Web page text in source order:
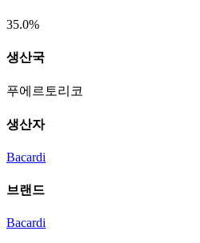
35.0%
생산국
푸에르토리코
생산자
Bacardi
브랜드
Bacardi